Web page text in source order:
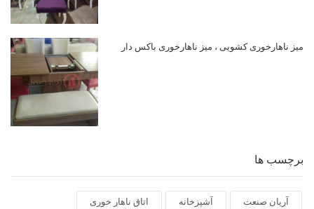
میز ناهارخوری کشویی ، میز ناهارخوری باکس دار
برچسب ها
آریان صنعت آشپزخانه اتاق ناهار خوری